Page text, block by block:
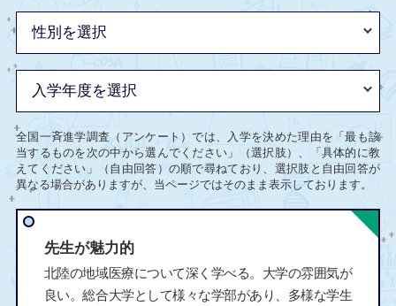
全国一斉進学調査（アンケート）では、入学を決めた理由を「最も該
当するものを次の中から選んでください」（選択肢）、「具体的に教
えてください」（自由回答）の順で尋ねており、選択肢と自由回答が
異なる場合がありますが、当ページではそのまま表示しております。
先生が魅力的
北陸の地域医療について深く学べる。大学の雰囲気が
良い。総合大学として様々な学部があり、多様な学生